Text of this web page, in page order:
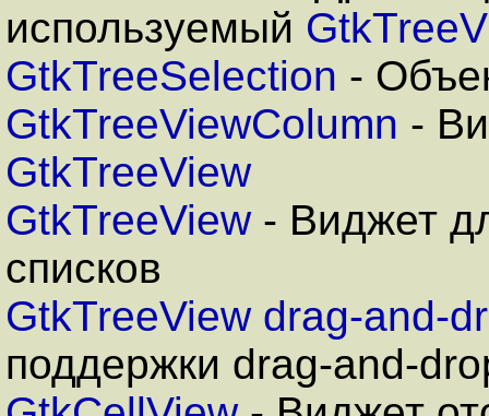
используемый
GtkTreeSelection -
GtkTreeViewColumn -
GtkTreeView
GtkTreeView- Виджет
списков
GtkTreeView drag-and-
поддержки drag-and-